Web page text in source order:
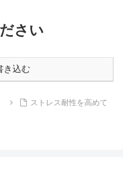
さい
き込む
ストレス耐性を高めて